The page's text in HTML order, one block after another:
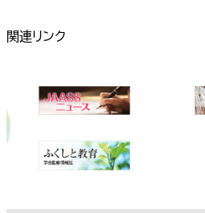
関連リンク